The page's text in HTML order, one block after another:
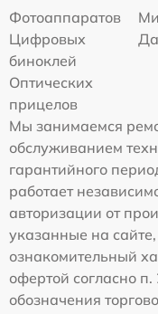
Фотоаппаратов
Цифровых
биноклей
Оптических
прицелов
Мы занимаемся
обслуживанием
гарантийного
работает
авторизации от
указанные на
ознакомительный
офертой согласно
обозначения